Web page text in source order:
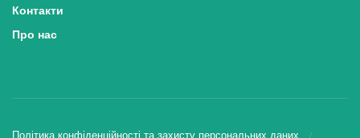
Контакти
Про нас
Політика конфіденційності та захисту персональних даних